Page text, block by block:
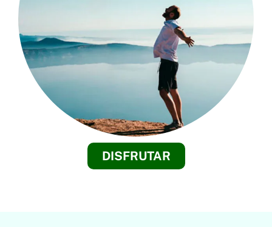
DISFRUTAR